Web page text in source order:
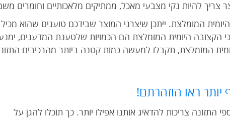
צריך להיות נקי מצבעי מאכל, ממתיקים מלאכותיים וחומרים
הקצובה היומית המומלצת הם הכמויות שלטענת המדענים,
ראו הוזהרתם!
התזונה צריכות להדאיג אותנו אפילו יותר. כך תוכלו להגן על